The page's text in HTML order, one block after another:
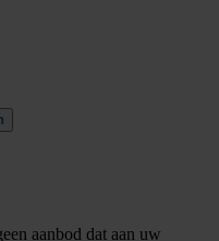
aanbod dat aan uw